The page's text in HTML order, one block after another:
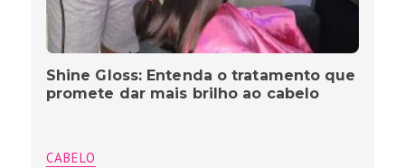
Shine Gloss: Entenda o tratamento que
promete dar mais brilho ao cabelo
CABELO